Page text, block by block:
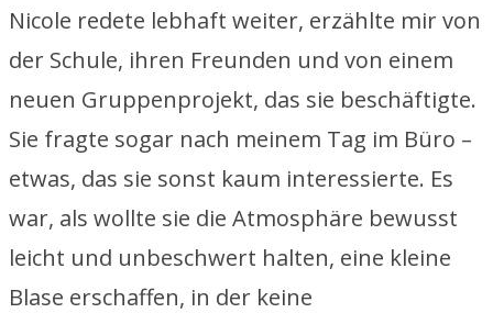
Nicole redete lebhaft weiter, erzählte mir von
der Schule, ihren Freunden und von einem
neuen Gruppenprojekt, das sie beschäftigte.
Sie fragte sogar nach meinem Tag im Büro –
etwas, das sie sonst kaum interessierte. Es
war, als wollte sie die Atmosphäre bewusst
leicht und unbeschwert halten, eine kleine
Blase erschaffen, in der keine